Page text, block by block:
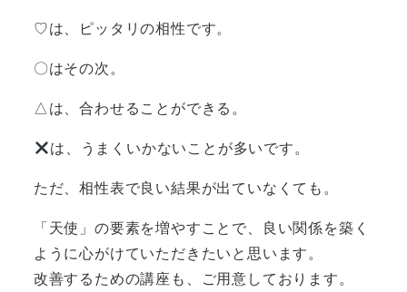
♡は、ピッタリの相性です。
〇はその次。
△は、合わせることができる。
は、うまくいかないことが多いです。
ただ、相性表で良い結果が出ていなくても。
「天使」の要素を増やすことで、良い関係を築く
ように心がけていただきたいと思います。
改善するための講座も、ご用意しております。